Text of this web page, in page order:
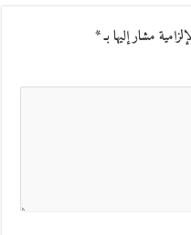
مشار إليها بـ*